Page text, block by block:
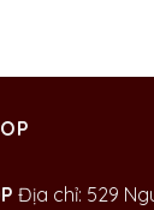
Địa chỉ: 529